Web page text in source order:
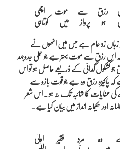
رزق سے موت اچھی
زباں زد عام ہے جس میں انھوں نے
اس رزق سے موت بہتر ہے جو عملی جدوجہد
کشکول گدائی کے ذریعے حاصل ہو تو اس
پاکیزہ رزق وہ ہے جو قوت بازو سے
کا شائبہ تک نہ ہو ۔ اس شعر
اور حکیمانہ انداز میں بیان کیا ہے ۔
وہ مردِ فقیر اولیٰ